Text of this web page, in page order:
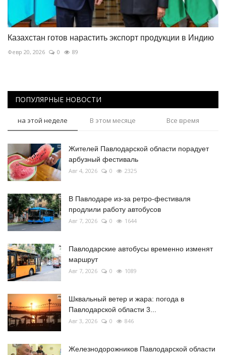
Казахстан готов нарастить экспорт продукции в Индию
Февр 20, 2026 0 89
ПОПУЛЯРНЫЕ НОВОСТИ
на этой неделе В этом месяце Все время
Жителей Павлодарской области порадует
арбузный фестиваль
Авг 4, 2026 0 2325
В Павлодаре из-за ретро-фестиваля
продлили работу автобусов
Авг 7, 2026 0 1644
Павлодарские автобусы временно изменят
маршрут
Авг 7, 2026 0 1089
Шквальный ветер и жара: погода в
Павлодарской области 3...
Авг 3, 2026 0 846
Железнодорожников Павлодарской области